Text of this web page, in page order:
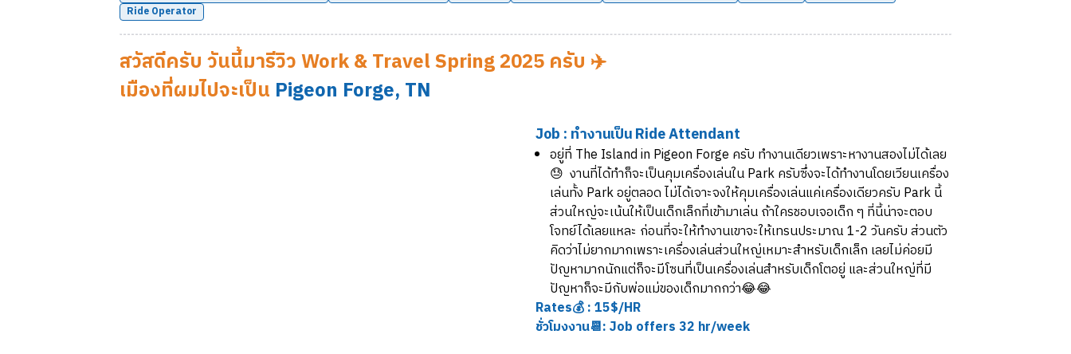
Ride Operator
สวัสดีครับ วันนี้มารีวิว Work & Travel Spring 2025 ครับ ✈️
เมืองที่ผมไปจะเป็น Pigeon Forge, TN
Job : ทำงานเป็น Ride Attendant
อยู่ที่ The Island in Pigeon Forge ครับ ทำงานเดียวเพราะหางานสองไม่ได้เลย
😓 งานที่ได้ทำก็จะเป็นคุมเครื่องเล่นใน Park ครับซึ่งจะได้ทำงานโดยเวียนเครื่อง
เล่นทั้ง Park อยู่ตลอด ไม่ได้เจาะจงให้คุมเครื่องเล่นแค่เครื่องเดียวครับ Park นี้
ส่วนใหญ่จะเน้นให้เป็นเด็กเล็กที่เข้ามาเล่น ถ้าใครชอบเจอเด็ก ๆ ที่นี้น่าจะตอบ
โจทย์ได้เลยแหละ ก่อนที่จะให้ทำงานเขาจะให้เทรนประมาณ 1-2 วันครับ ส่วนตัว
คิดว่าไม่ยากมากเพราะเครื่องเล่นส่วนใหญ่เหมาะสำหรับเด็กเล็ก เลยไม่ค่อยมี
ปัญหามากนักแต่ก็จะมีโซนที่เป็นเครื่องเล่นสำหรับเด็กโตอยู่ และส่วนใหญ่ที่มี
ปัญหาก็จะมีกับพ่อแม่ของเด็กมากกว่า😂😂
Rates💰 : 15$/HR
ชั่วโมงงาน📆: Job offers 32 hr/week